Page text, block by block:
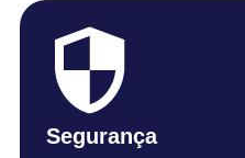
Segurança